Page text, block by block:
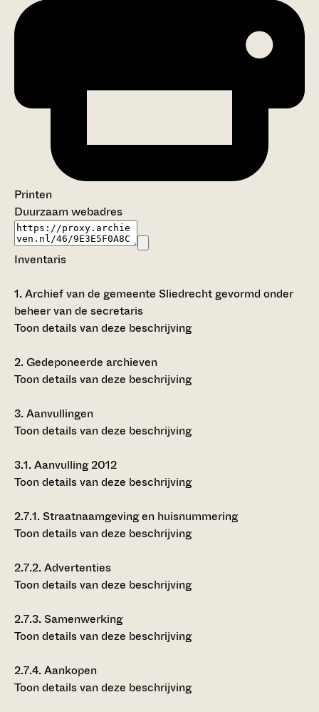
Printen
Duurzaam webadres
Inventaris
1.Archief van de gemeente Sliedrecht gevormd onder
beheer van de secretaris
Toon details van deze beschrijving
2.Gedeponeerde archieven
Toon details van deze beschrijving
3.Aanvullingen
Toon details van deze beschrijving
3.1.Aanvulling 2012
Toon details van deze beschrijving
2.7.1.Straatnaamgeving en huisnummering
Toon details van deze beschrijving
2.7.2.Advertenties
Toon details van deze beschrijving
2.7.3.Samenwerking
Toon details van deze beschrijving
2.7.4.Aankopen
Toon details van deze beschrijving